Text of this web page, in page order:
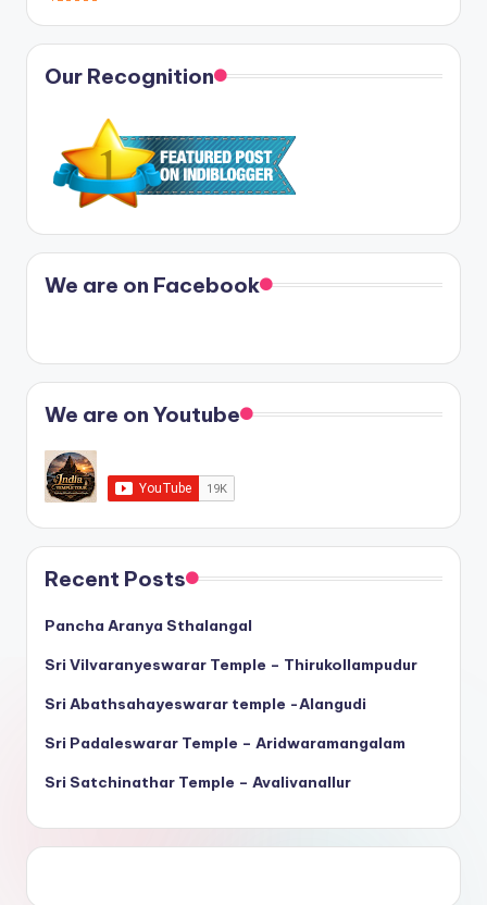
Our Recognition
We are on Facebook
We are on Youtube
Recent Posts
Pancha Aranya Sthalangal
Sri Vilvaranyeswarar Temple – Thirukollampudur
Sri Abathsahayeswarar temple -Alangudi
Sri Padaleswarar Temple – Aridwaramangalam
Sri Satchinathar Temple – Avalivanallur